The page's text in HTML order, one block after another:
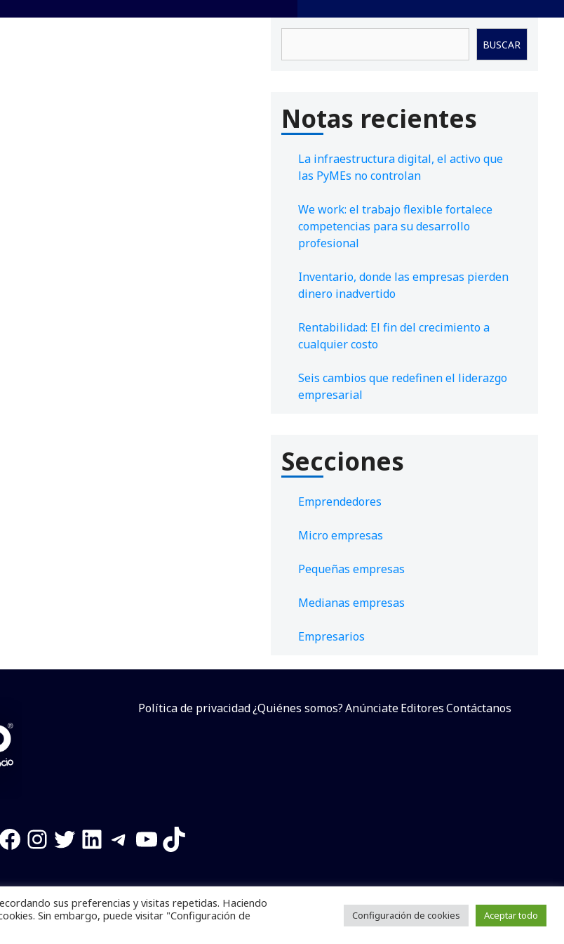
BUSCAR
Notas recientes
La infraestructura digital, el activo que
las PyMEs no controlan
We work: el trabajo flexible fortalece
competencias para su desarrollo
profesional
Inventario, donde las empresas pierden
dinero inadvertido
Rentabilidad: El fin del crecimiento a
cualquier costo
Seis cambios que redefinen el liderazgo
empresarial
Secciones
Emprendedores
Micro empresas
Pequeñas empresas
Medianas empresas
Empresarios
Política de privacidad¿Quiénes somos?AnúnciateEditoresContáctanos
Facebook
Instagram
Twitter
LinkedIn
Telegram
YouTube
TikTok
Se prohibe el uso de la información total o parcial sin dar referencia a la fuente.
Desarrollado poryalla ya!
sus preferencias y visitas repetidas. Haciendo
Sin embargo, puede visitar "Configuración de
Configuración de cookies Aceptar todo